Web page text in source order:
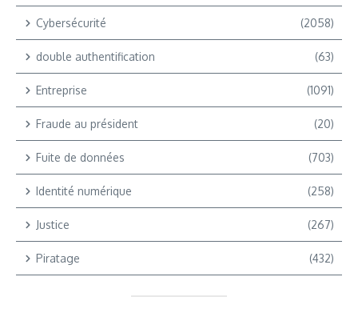
Cybersécurité (2058)
double authentification (63)
Entreprise (1091)
Fraude au président (20)
Fuite de données (703)
Identité numérique (258)
Justice (267)
Piratage (432)